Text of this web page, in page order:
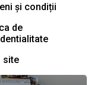
și condiții
de
site